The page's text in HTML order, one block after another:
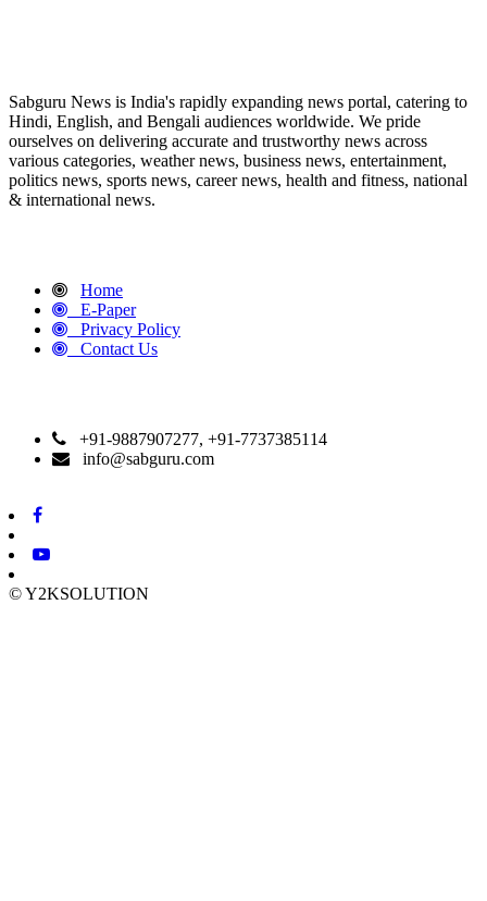
Sabguru News is India's rapidly expanding news portal, catering to
Hindi, English, and Bengali audiences worldwide. We pride
ourselves on delivering accurate and trustworthy news across
various categories, weather news, business news, entertainment,
politics news, sports news, career news, health and fitness, national
& international news.
Home
E-Paper
Privacy Policy
Contact Us
+91-9887907277, +91-7737385114
info@sabguru.com
© Y2KSOLUTION